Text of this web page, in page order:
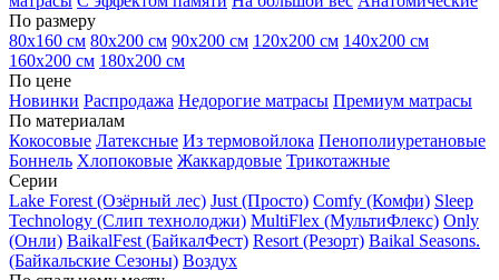
По размеру
80х160 см 80х200 см 90х200 см 120х200 см 140х200 см
160х200 см 180х200 см
По цене
Новинки Распродажа Недорогие матрасы Премиум матрасы
По материалам
Кокосовые Латексные Из термовойлока Пенополиуретановые
Боннель Хлопоковые Жаккардовые Трикотажные
Серии
Lake Forest (Озёрный лес) Just (Просто) Comfy (Комфи) Sleep
Technology (Слип технолоджи) MultiFlex (МультиФлекс) Only
(Онли) BaikalFest (БайкалФест) Resort (Резорт) Baikal Seasons.
(Байкальские Сезоны) Воздух